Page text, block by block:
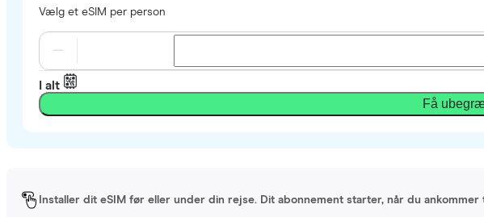
Vælg et eSIM per person
I alt
Få
Installer dit eSIM før eller under din rejse. Dit abonnement starter, når du